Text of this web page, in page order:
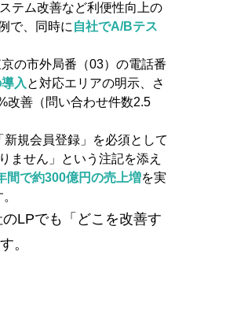
テム改善など利便性向上の
で、同時に 自社でA/Bテス
の市外局番（03）の電話番
入 と対応エリアの明示、さ
改善（問い合わせ件数2.5
規会員登録」を必須として
ません」という注記を添え
間で約300億円の売上増を実
LPでも「どこを改善す
。